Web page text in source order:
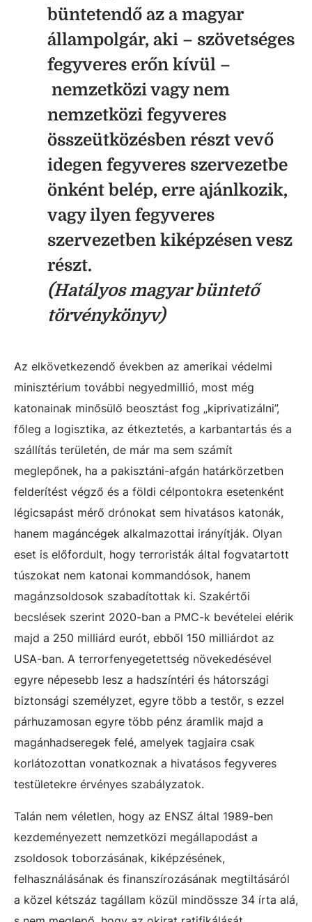
büntetendő az a magyar
állampolgár, aki – szövetséges
fegyveres erőn kívül –
nemzetközi vagy nem
nemzetközi fegyveres
összeütközésben részt vevő
idegen fegyveres szervezetbe
önként belép, erre ajánlkozik,
vagy ilyen fegyveres
szervezetben kiképzésen vesz
részt.
(Hatályos magyar büntető
törvénykönyv)
Az elkövetkezendő években az amerikai védelmi
minisztérium további negyedmillió, most még
katonainak minősülő beosztást fog „kiprivatizálni”,
főleg a logisztika, az étkeztetés, a karbantartás és a
szállítás területén, de már ma sem számít
meglepőnek, ha a pakisztáni-afgán határkörzetben
felderítést végző és a földi célpontokra esetenként
légicsapást mérő drónokat sem hivatásos katonák,
hanem magáncégek alkalmazottai irányítják. Olyan
eset is előfordult, hogy terroristák által fogvatartott
túszokat nem katonai kommandósok, hanem
magánzsoldosok szabadítottak ki. Szakértői
becslések szerint 2020-ban a PMC-k bevételei elérik
majd a 250 milliárd eurót, ebből 150 milliárdot az
USA-ban. A terrorfenyegetettség növekedésével
egyre népesebb lesz a hadszíntéri és hátországi
biztonsági személyzet, egyre több a testőr, s ezzel
párhuzamosan egyre több pénz áramlik majd a
magánhadseregek felé, amelyek tagjaira csak
korlátozottan vonatkoznak a hivatásos fegyveres
testületekre érvényes szabályzatok.
Talán nem véletlen, hogy az ENSZ által 1989-ben
kezdeményezett nemzetközi megállapodást a
zsoldosok toborzásának, kiképzésének,
felhasználásának és finanszírozásának megtiltásáról
a közel kétszáz tagállam közül mindössze 34 írta alá,